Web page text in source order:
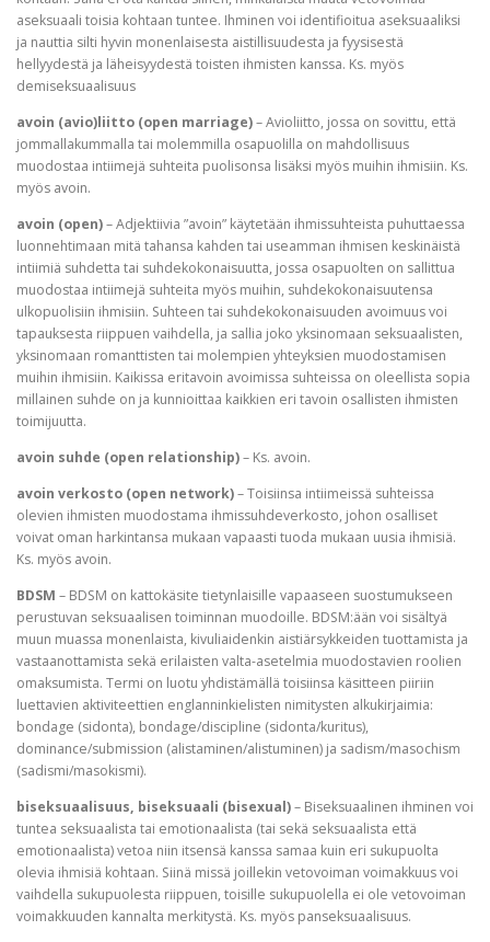
aseksuaali toisia kohtaan tuntee. Ihminen voi identifioitua aseksuaaliksi
ja nauttia silti hyvin monenlaisesta aistillisuudesta ja fyysisestä
hellyydestä ja läheisyydestä toisten ihmisten kanssa. Ks. myös
demiseksuaalisuus
avoin (avio)liitto (open marriage)– Avioliitto, jossa on sovittu, että
jommallakummalla tai molemmilla osapuolilla on mahdollisuus
muodostaa intiimejä suhteita puolisonsa lisäksi myös muihin ihmisiin. Ks.
myös avoin.
avoin (open)– Adjektiivia ”avoin” käytetään ihmissuhteista puhuttaessa
luonnehtimaan mitä tahansa kahden tai useamman ihmisen keskinäistä
intiimiä suhdetta tai suhdekokonaisuutta, jossa osapuolten on sallittua
muodostaa intiimejä suhteita myös muihin, suhdekokonaisuutensa
ulkopuolisiin ihmisiin. Suhteen tai suhdekokonaisuuden avoimuus voi
tapauksesta riippuen vaihdella, ja sallia joko yksinomaan seksuaalisten,
yksinomaan romanttisten tai molempien yhteyksien muodostamisen
muihin ihmisiin. Kaikissa eritavoin avoimissa suhteissa on oleellista sopia
millainen suhde on ja kunnioittaa kaikkien eri tavoin osallisten ihmisten
toimijuutta.
avoin suhde (open relationship)– Ks. avoin.
avoin verkosto (open network)– Toisiinsa intiimeissä suhteissa
olevien ihmisten muodostama ihmissuhdeverkosto, johon osalliset
voivat oman harkintansa mukaan vapaasti tuoda mukaan uusia ihmisiä.
Ks. myös avoin.
BDSM – BDSM on kattokäsite tietynlaisille vapaaseen suostumukseen
perustuvan seksuaalisen toiminnan muodoille. BDSM:ään voi sisältyä
muun muassa monenlaista, kivuliaidenkin aistiärsykkeiden tuottamista ja
vastaanottamista sekä erilaisten valta-asetelmia muodostavien roolien
omaksumista. Termi on luotu yhdistämällä toisiinsa käsitteen piiriin
luettavien aktiviteettien englanninkielisten nimitysten alkukirjaimia:
bondage (sidonta), bondage/discipline (sidonta/kuritus),
dominance/submission (alistaminen/alistuminen) ja sadism/masochism
(sadismi/masokismi).
biseksuaalisuus, biseksuaali (bisexual)– Biseksuaalinen ihminen voi
tuntea seksuaalista tai emotionaalista (tai sekä seksuaalista että
emotionaalista) vetoa niin itsensä kanssa samaa kuin eri sukupuolta
olevia ihmisiä kohtaan. Siinä missä joillekin vetovoiman voimakkuus voi
vaihdella sukupuolesta riippuen, toisille sukupuolella ei ole vetovoiman
voimakkuuden kannalta merkitystä. Ks. myös panseksuaalisuus.